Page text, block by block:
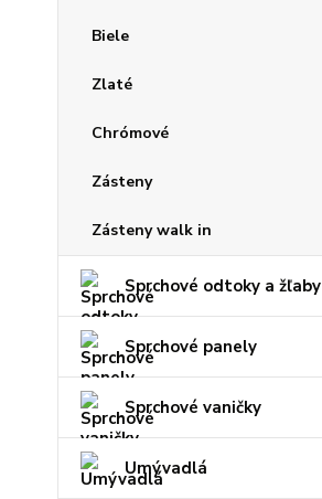
Biele
Zlaté
Chrómové
Zásteny
Zásteny walk in
Sprchové odtoky a žľaby
Sprchové panely
Sprchové vaničky
Umývadlá